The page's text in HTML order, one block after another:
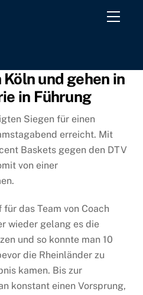
Menu
und gehen in
in Führung
Siegen für einen
erreicht. Mit
Baskets gegen den DTV
von einer
das Team von Coach
wieder gelang es die
und so konnte man 10
die Rheinländer zu
kamen. Bis zur
konstant einen Vorsprung,